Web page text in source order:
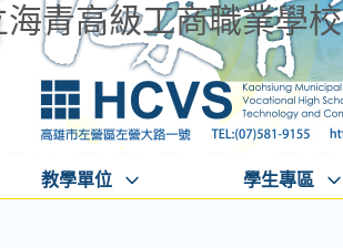
青高級工商職業學校
教學單位 學生專區